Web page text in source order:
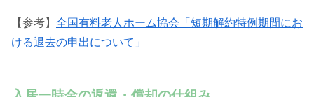
【参考】 全国有料老人ホーム協会「短期解約特例期間にお
ける退去の申出について」